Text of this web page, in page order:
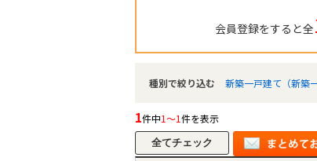
会員登録をすると全
種別で絞り込む 新築一戸建て（新築
1件中1～1件を表示